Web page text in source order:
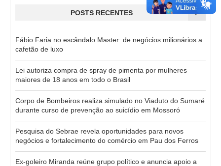
POSTS RECENTES
Fábio Faria no escândalo Master: de negócios milionários a
cafetão de luxo
Lei autoriza compra de spray de pimenta por mulheres
maiores de 18 anos em todo o Brasil
Corpo de Bombeiros realiza simulado no Viaduto do Sumaré
durante curso de prevenção ao suicídio em Mossoró
Pesquisa do Sebrae revela oportunidades para novos
negócios e fortalecimento do comércio em Pau dos Ferros
Ex-goleiro Miranda reúne grupo político e anuncia apoio a